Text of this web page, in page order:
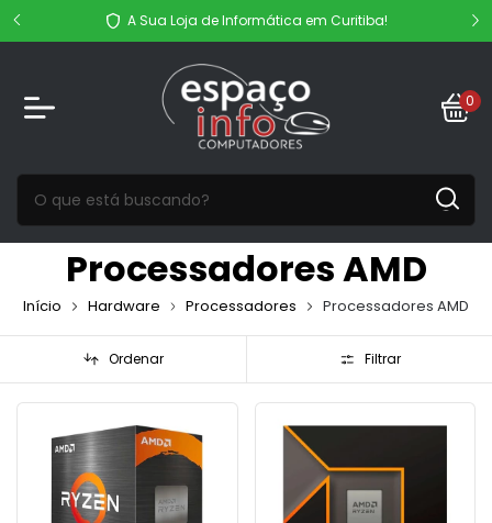
R$ A Sua Loja de Informática em Curitiba!
0
Processadores AMD
Início Hardware Processadores Processadores AMD
Ordenar Filtrar